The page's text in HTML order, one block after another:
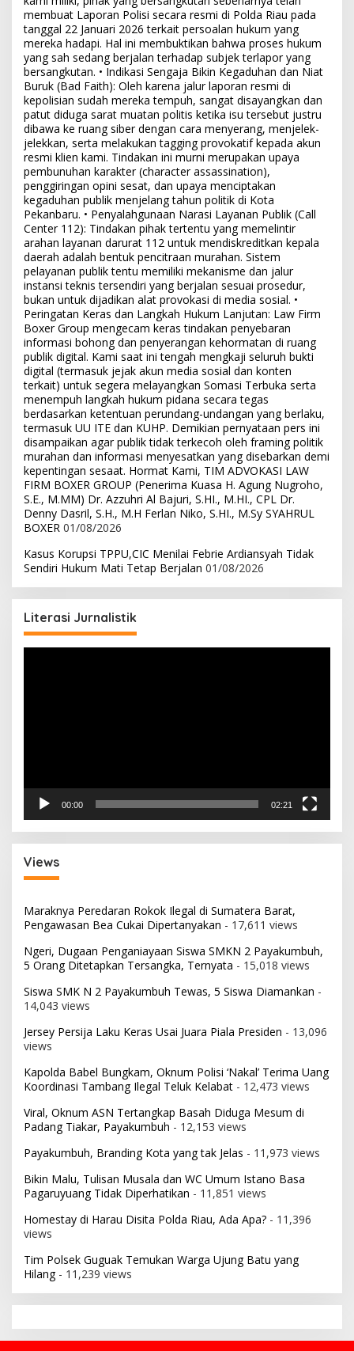
membuat Laporan Polisi secara resmi di Polda Riau pada
tanggal 22 Januari 2026 terkait persoalan hukum yang
mereka hadapi. Hal ini membuktikan bahwa proses hukum
yang sah sedang berjalan terhadap subjek terlapor yang
bersangkutan. • Indikasi Sengaja Bikin Kegaduhan dan Niat
Buruk (Bad Faith): Oleh karena jalur laporan resmi di
kepolisian sudah mereka tempuh, sangat disayangkan dan
patut diduga sarat muatan politis ketika isu tersebut justru
dibawa ke ruang siber dengan cara menyerang, menjelek-
jelekkan, serta melakukan tagging provokatif kepada akun
resmi klien kami. Tindakan ini murni merupakan upaya
pembunuhan karakter (character assassination),
penggiringan opini sesat, dan upaya menciptakan
kegaduhan publik menjelang tahun politik di Kota
Pekanbaru. • Penyalahgunaan Narasi Layanan Publik (Call
Center 112): Tindakan pihak tertentu yang memelintir
arahan layanan darurat 112 untuk mendiskreditkan kepala
daerah adalah bentuk pencitraan murahan. Sistem
pelayanan publik tentu memiliki mekanisme dan jalur
instansi teknis tersendiri yang berjalan sesuai prosedur,
bukan untuk dijadikan alat provokasi di media sosial. •
Peringatan Keras dan Langkah Hukum Lanjutan: Law Firm
Boxer Group mengecam keras tindakan penyebaran
informasi bohong dan penyerangan kehormatan di ruang
publik digital. Kami saat ini tengah mengkaji seluruh bukti
digital (termasuk jejak akun media sosial dan konten
terkait) untuk segera melayangkan Somasi Terbuka serta
menempuh langkah hukum pidana secara tegas
berdasarkan ketentuan perundang-undangan yang berlaku,
termasuk UU ITE dan KUHP. Demikian pernyataan pers ini
disampaikan agar publik tidak terkecoh oleh framing politik
murahan dan informasi menyesatkan yang disebarkan demi
kepentingan sesaat. Hormat Kami, TIM ADVOKASI LAW
FIRM BOXER GROUP (Penerima Kuasa H. Agung Nugroho,
S.E., M.MM) Dr. Azzuhri Al Bajuri, S.HI., M.HI., CPL Dr.
Denny Dasril, S.H., M.H Ferlan Niko, S.HI., M.Sy SYAHRUL
BOXER 01/08/2026
Kasus Korupsi TPPU,CIC Menilai Febrie Ardiansyah Tidak
Sendiri Hukum Mati Tetap Berjalan 01/08/2026
Literasi Jurnalistik
00:00 02:21
Views
Maraknya Peredaran Rokok Ilegal di Sumatera Barat,
Pengawasan Bea Cukai Dipertanyakan - 17,611 views
Ngeri, Dugaan Penganiayaan Siswa SMKN 2 Payakumbuh,
5 Orang Ditetapkan Tersangka, Ternyata - 15,018 views
Siswa SMK N 2 Payakumbuh Tewas, 5 Siswa Diamankan -
14,043 views
Jersey Persija Laku Keras Usai Juara Piala Presiden - 13,096
views
Kapolda Babel Bungkam, Oknum Polisi ‘Nakal’ Terima Uang
Koordinasi Tambang Ilegal Teluk Kelabat - 12,473 views
Viral, Oknum ASN Tertangkap Basah Diduga Mesum di
Padang Tiakar, Payakumbuh - 12,153 views
Payakumbuh, Branding Kota yang tak Jelas - 11,973 views
Bikin Malu, Tulisan Musala dan WC Umum Istano Basa
Pagaruyuang Tidak Diperhatikan - 11,851 views
Homestay di Harau Disita Polda Riau, Ada Apa? - 11,396
views
Tim Polsek Guguak Temukan Warga Ujung Batu yang
Hilang- 11,239 views